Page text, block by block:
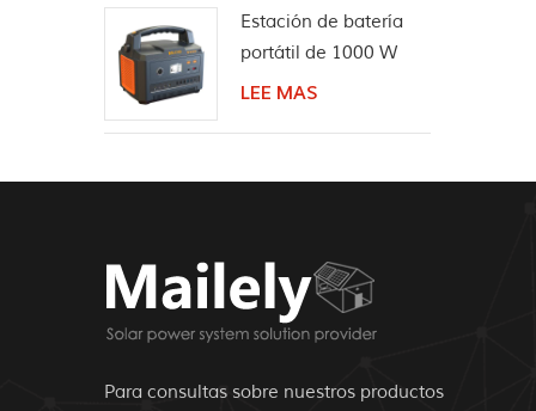
Estación de batería
portátil de 1000 W
con altavoz Bluetooth
LEE MAS
Para consultas sobre nuestros productos